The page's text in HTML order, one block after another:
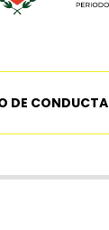
DE CONDUCTA